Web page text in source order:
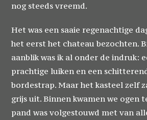
nog steeds vreemd.
Het was een saaie regenachtige
het eerst het chateau bezochten.
aanblik was ik al onder de indruk:
prachtige luiken en een
bordestrap. Maar het kasteel zelf
grijs uit. Binnen kwamen we ogen
pand was volgestouwd met van